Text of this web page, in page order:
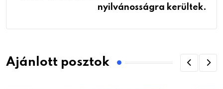
nyilvánosságra kerültek.
Ajánlott posztok